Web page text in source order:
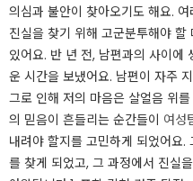
의심과 불안이 찾아오기도 해요.
진실을 찾기 위해 고군분투해야
있어요. 반 년 전, 남편과의 사이에
운 시간을 보냈어요. 남편이 자주
그로 인해 저의 마음은 살얼음 위
의 믿음이 흔들리는 순간들이 여성
내려야 할지를 고민하게 되었어요
를 찾게 되었고, 그 과정에서 진실